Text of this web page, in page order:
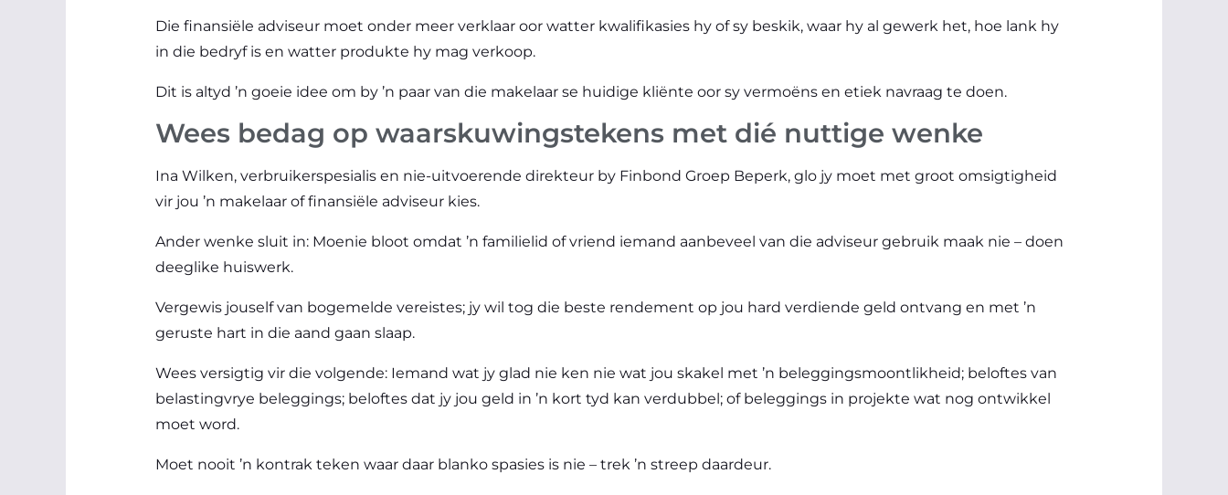
Die finansiële adviseur moet onder meer verklaar oor watter kwalifikasies hy of sy beskik, waar hy al gewerk het, hoe lank hy
in die bedryf is en watter produkte hy mag verkoop.
Dit is altyd ’n goeie idee om by ’n paar van die makelaar se huidige kliënte oor sy vermoëns en etiek navraag te doen.
Wees bedag op waarskuwingstekens met dié nuttige wenke
Ina Wilken, verbruikerspesialis en nie-uitvoerende direkteur by Finbond Groep Beperk, glo jy moet met groot omsigtigheid
vir jou ’n makelaar of finansiële adviseur kies.
Ander wenke sluit in: Moenie bloot omdat ’n familielid of vriend iemand aanbeveel van die adviseur gebruik maak nie – doen
deeglike huiswerk.
Vergewis jouself van bogemelde vereistes; jy wil tog die beste rendement op jou hard verdiende geld ontvang en met ’n
geruste hart in die aand gaan slaap.
Wees versigtig vir die volgende: Iemand wat jy glad nie ken nie wat jou skakel met ’n beleggingsmoontlikheid; beloftes van
belastingvrye beleggings; beloftes dat jy jou geld in ’n kort tyd kan verdubbel; of beleggings in projekte wat nog ontwikkel
moet word.
Moet nooit ’n kontrak teken waar daar blanko spasies is nie – trek ’n streep daardeur.